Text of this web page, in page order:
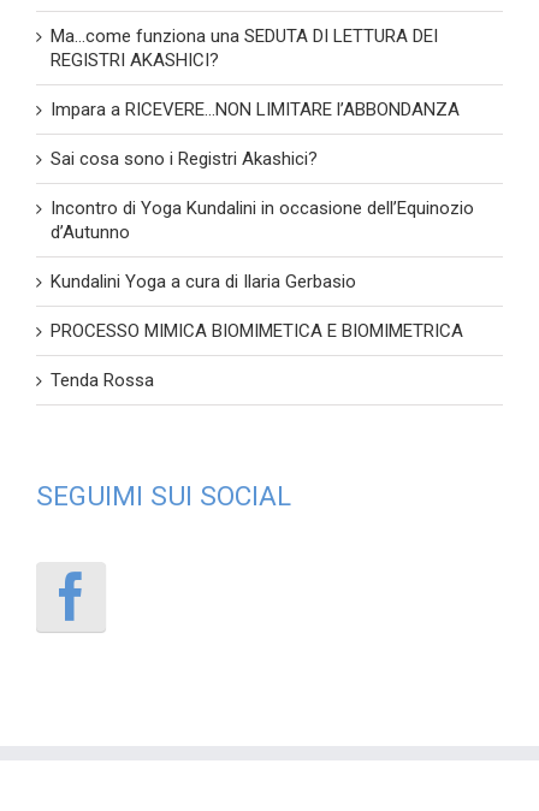
Ma…come funziona una SEDUTA DI LETTURA DEI
REGISTRI AKASHICI?
Impara a RICEVERE…NON LIMITARE l’ABBONDANZA
Sai cosa sono i Registri Akashici?
Incontro di Yoga Kundalini in occasione dell’Equinozio
d’Autunno
Kundalini Yoga a cura di Ilaria Gerbasio
PROCESSO MIMICA BIOMIMETICA E BIOMIMETRICA
Tenda Rossa
SEGUIMI SUI SOCIAL